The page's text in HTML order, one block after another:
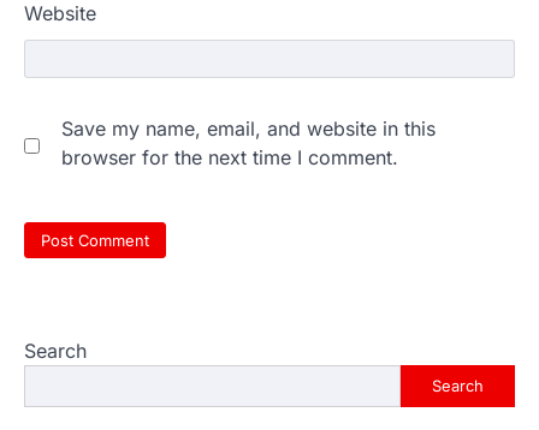
Website
Save my name, email, and website in this
browser for the next time I comment.
Search
Search